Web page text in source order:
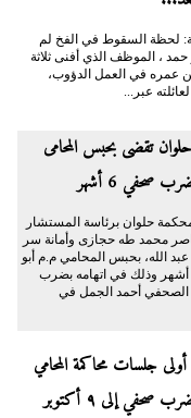
لحظة السقوط في الفخ لم
حمد ، الموظف الذي أفنى ثلاثة
عمره في العمل الدؤوب،
عبر...
تقضى بحبس المحامى
صحفي 6 أشهر
حلوان برئاسة المستشار
محمد طه حجازى وأمانة سر
عبد الله، بحبس المحامي م.م أبو
الليل ٦ أشهر وذلك في اتهامه بضرب
الصحفي أحمد الجمل في
جلسات محاكمة المحامي
صحفي إلى ٩ أكتوبر